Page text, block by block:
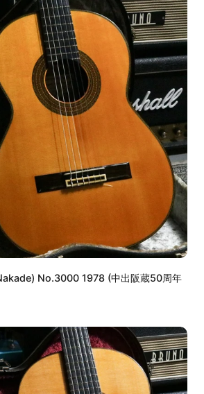
No.3000 1978 (中出阪蔵50周年